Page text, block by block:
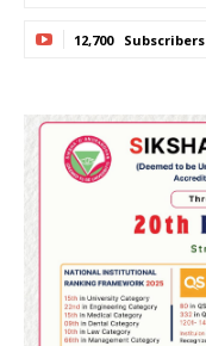
12,700 Subscribers